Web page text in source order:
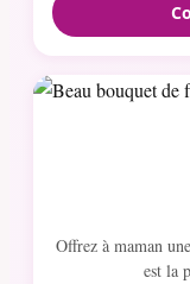
Offrez à maman
est la